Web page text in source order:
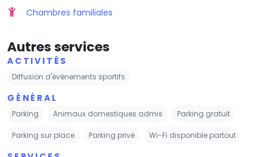
Chambres familiales
Autres services
ACTIVITÉS
Diffusion d'événements sportifs
GÉNÉRAL
Parking Animaux domestiques admis Parking gratuit
Parking sur place Parking privé Wi-Fi disponible partout